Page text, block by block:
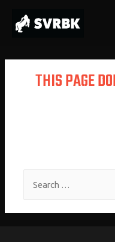
THIS PAGE